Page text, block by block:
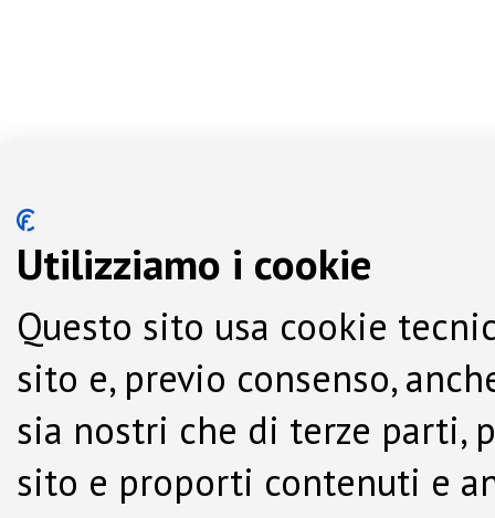
Utilizziamo i cookie
Questo sito usa cookie
sito e, previo consenso,
sia nostri che di terze parti,
sito e proporti contenuti e